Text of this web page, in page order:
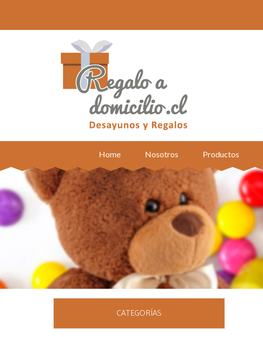
Home Nosotros Productos
CATEGORÍAS